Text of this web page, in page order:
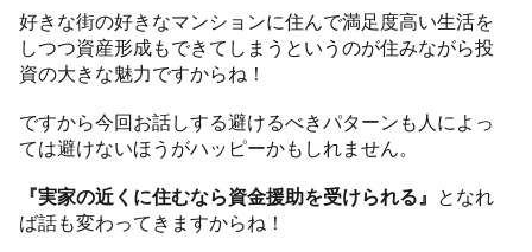
好きな街の好きなマンションに住んで満足度高い生活を
しつつ資産形成もできてしまうというのが住みながら投
資の大きな魅力ですからね！
ですから今回お話しする避けるべきパターンも人によっ
ては避けないほうがハッピーかもしれません。
『実家の近くに住むなら資金援助を受けられる』 となれ
ば話も変わってきますからね！